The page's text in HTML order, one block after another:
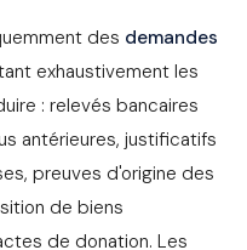
des demandes
exhaustivement les
: relevés bancaires
antérieures, justificatifs
preuves d'origine des
de biens
de donation. Les